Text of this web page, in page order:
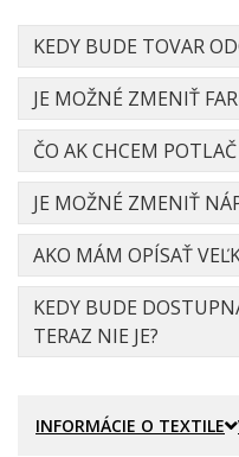
KEDY BUDE TOVAR
JE MOŽNÉ ZMENIŤ
ČO AK CHCEM
JE MOŽNÉ ZMENIŤ
AKO MÁM OPÍSAŤ
KEDY BUDE
TERAZ NIE JE?
INFORMÁCIE O TEXTILE